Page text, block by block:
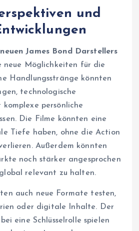
und
neuen James Bond Darstellers
neue Möglichkeiten für die
Handlungsstränge könnten
technologische
komplexe persönliche
Die Filme könnten eine
Tiefe haben, ohne die Action
Außerdem könnten
noch stärker angesprochen
relevant zu halten.
auch neue Formate testen,
oder digitale Inhalte. Der
eine Schlüsselrolle spielen